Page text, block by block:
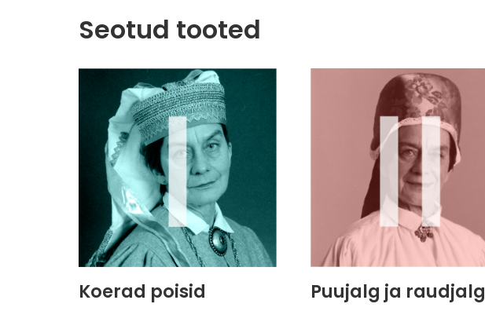
Seotud tooted
Koerad poisid Puujalg ja raudjalg